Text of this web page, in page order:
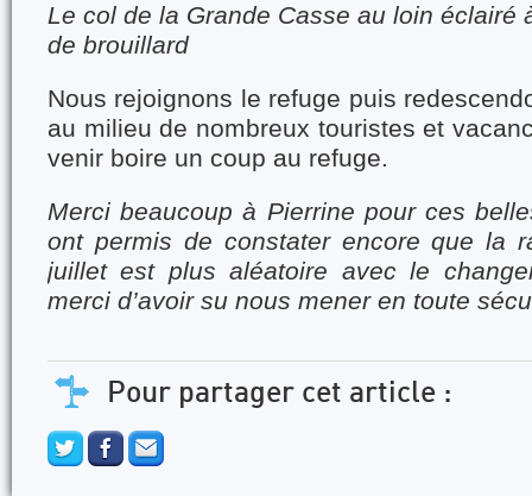
Le col de la Grande Casse au loin éclairé
de brouillard
Nous rejoignons le refuge puis
au milieu de nombreux touristes et
venir boire un coup au refuge.
Merci beaucoup à Pierrine pour ces
ont permis de constater encore que la
juillet est plus aléatoire avec le
merci d’avoir su nous mener en toute
Pour partager cet article :